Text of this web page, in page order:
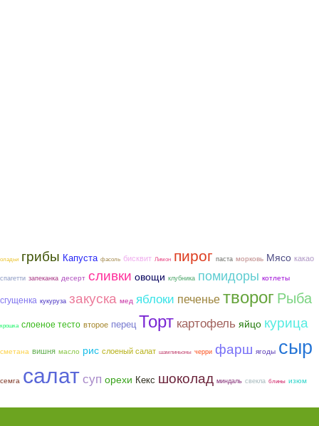
оладьи грибы Капуста фасоль бисквит Лимон пирог паста морковь Мясо какао
спагетти запеканка десерт сливки овощи клубника помидоры котлеты
сгущенка кукуруза закуска мед яблоки печеньетворог Рыба
крошка слоеное тесто второе перец Торт картофель яйцо курица
сметана вишня масло рис слоеный салат шампиньоны черри фарш ягоды сыр
семга салатсуп орехи Кекс шоколад миндаль свекла блины изюм